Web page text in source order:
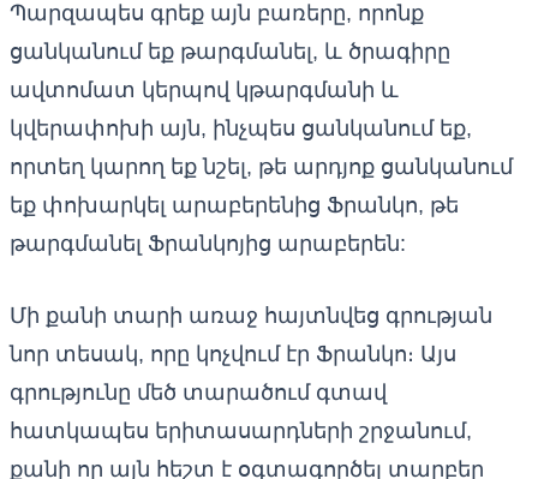
Պարզապես գրեք այն բառերը, որոնք
ցանկանում եք թարգմանել, և ծրագիրը
ավտոմատ կերպով կթարգմանի և
կվերափոխի այն, ինչպես ցանկանում եք,
որտեղ կարող եք նշել, թե արդյոք ցանկանում
եք փոխարկել արաբերենից Ֆրանկո, թե
թարգմանել Ֆրանկոյից արաբերեն:
Մի քանի տարի առաջ հայտնվեց գրության
նոր տեսակ, որը կոչվում էր Ֆրանկո։ Այս
գրությունը մեծ տարածում գտավ
հատկապես երիտասարդների շրջանում,
քանի որ այն հեշտ է օգտագործել տարբեր